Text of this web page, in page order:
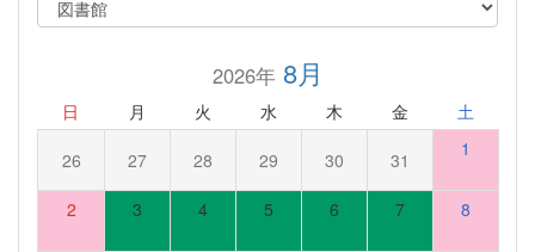
2026年8月
日 月 火 水 木 金 土
26 27 28 29 30 31 1
2 3 4 5 6 7 8